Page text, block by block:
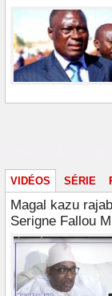
VIDÉOS SÉRIE
Magal kazu
Serigne Fallou